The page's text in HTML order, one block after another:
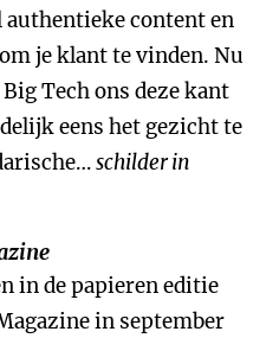
authentieke content en
je klant te vinden. Nu
Tech ons deze kant
eens het gezicht te
schilder in
in de papieren editie
in september